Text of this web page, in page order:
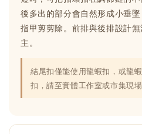
後多出的部分會自然形成小垂
指甲剪剪除。前排與後排設計
主。
結尾扣僅能使用龍蝦扣，或龍
扣，請至實體工作室或市集現場